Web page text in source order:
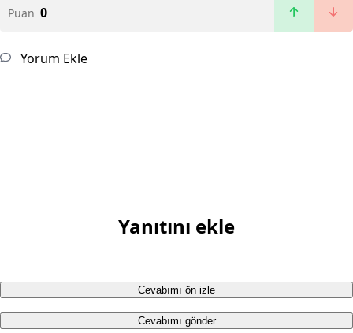
Puan 0
Yorum Ekle
Yanıtını ekle
Cevabımı ön izle
Cevabımı gönder